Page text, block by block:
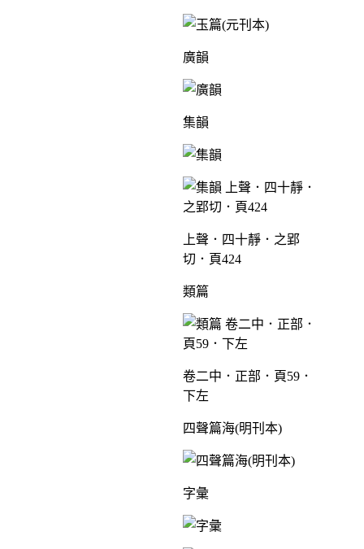
廣韻
集韻
上聲．四十靜．之郢
切．頁424
類篇
卷二中．正部．頁59．
下左
四聲篇海(明刊本)
字彙